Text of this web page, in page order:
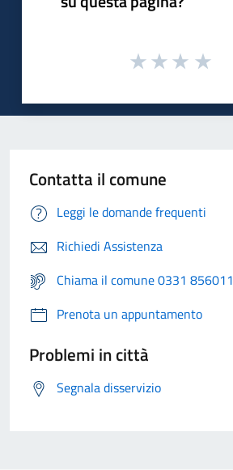
Contatta il comune
Leggi le domande frequenti
Richiedi Assistenza
Chiama il comune 0331 856011
Prenota un appuntamento
Problemi in città
Segnala disservizio